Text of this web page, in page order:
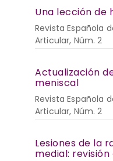
Una lección de
Revista Española
Articular, Núm. 2
Actualización
meniscal
Revista Española
Articular, Núm. 2
Lesiones de la
medial: